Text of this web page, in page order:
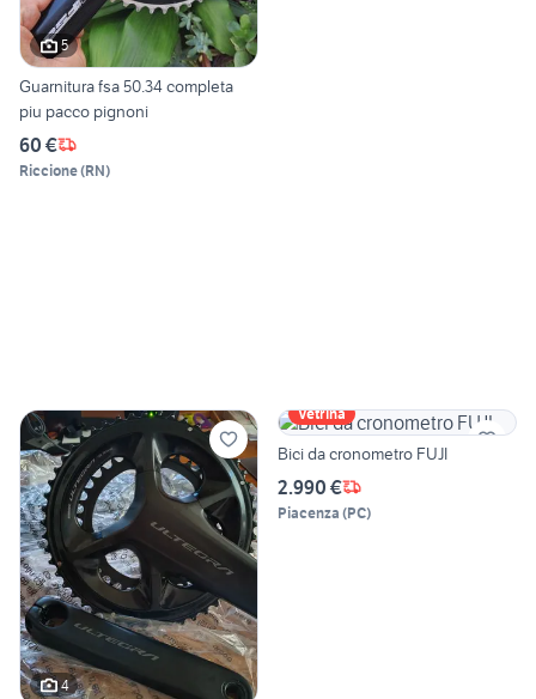
5
Guarnitura fsa 50.34 completa
piu pacco pignoni
60 €
Riccione(RN)
4
Vetrina
Bici da cronometro FUJI
2.990 €
Piacenza (PC)